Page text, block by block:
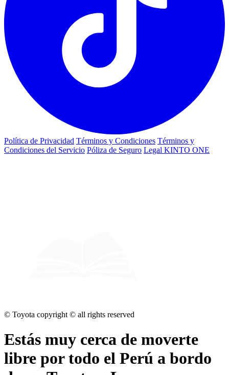
Política de Privacidad Términos y Condiciones Términos y
Condiciones del Servicio Póliza de Seguro Legal KINTO ONE
© Toyota copyright © all rights reserved
Estás muy cerca de moverte
libre por todo el Perú a bordo